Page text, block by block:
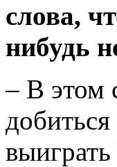
слова,
нибудь
– В этом